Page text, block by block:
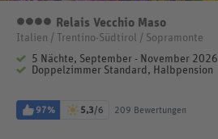
4 Sterne
Relais Vecchio Maso
Italien / Trentino-Südtirol / Sopramonte
5 Nächte, September - November 2026
Doppelzimmer Standard, Halbpension
97% 5,3/6 209 Bewertungen